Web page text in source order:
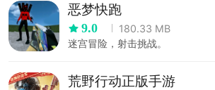
恶梦快跑
9.0
180.33 MB
迷宫冒险，射击挑战。
荒野行动正版手游